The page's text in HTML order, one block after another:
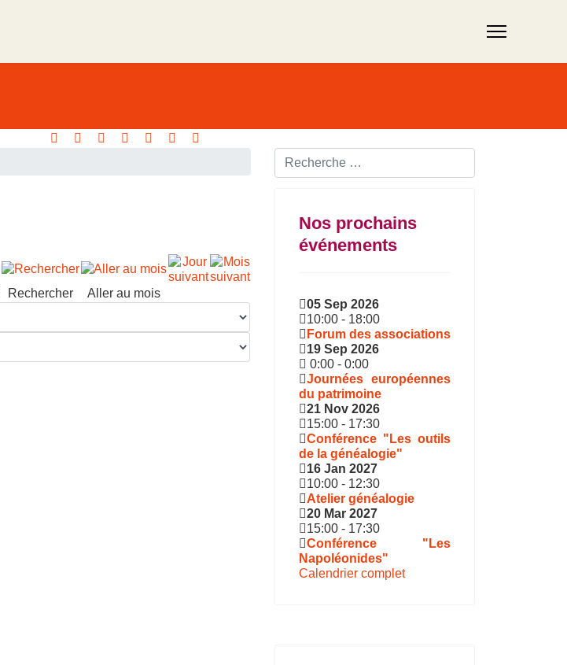
Rechercher ...
Rechercher Aller au mois
Nos prochains
événements
05 Sep 2026
10:00 - 18:00
Forum des associations
19 Sep 2026
0:00 - 0:00
Journées européennes
du patrimoine
21 Nov 2026
15:00 - 17:30
Conférence "Les outils
de la généalogie"
16 Jan 2027
10:00 - 12:30
Atelier généalogie
20 Mar 2027
15:00 - 17:30
Conférence "Les
Napoléonides"
Calendrier complet